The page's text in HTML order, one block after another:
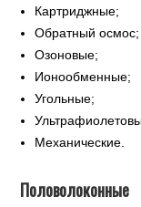
Картриджные;
Обратный осмос;
Озоновые;
Ионообменные;
Угольные;
Механические.
Половолоконные